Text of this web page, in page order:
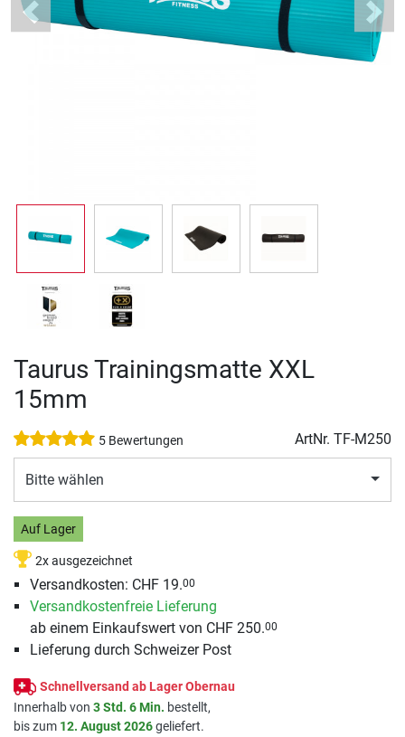
Previous Next
Taurus Trainingsmatte XXL
15mm
5 Bewertungen ArtNr. TF-M250
Bitte wählen
Auf Lager
2x ausgezeichnet
Versandkosten: CHF 19.00
Versandkostenfreie Lieferung
ab einem Einkaufswert von CHF 250.00
Lieferung durch Schweizer Post
Schnellversand ab Lager Obernau
Innerhalb von 3 Std. 6 Min. bestellt,
bis zum 12. August 2026geliefert.